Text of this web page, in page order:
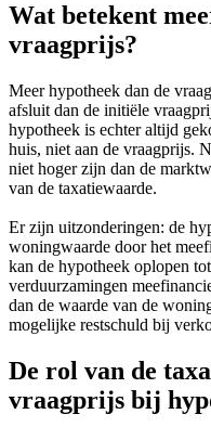
Wat betekent
vraagprijs?
Meer hypotheek dan de
afsluit dan de initiële
hypotheek is echter altijd
huis, niet aan de vraagprijs.
niet hoger zijn dan de
van de taxatiewaarde.
Er zijn uitzonderingen: de
woningwaarde door het
kan de hypotheek oplopen
verduurzamingen
dan de waarde van de
mogelijke restschuld bij
De rol van de
vraagprijs bij